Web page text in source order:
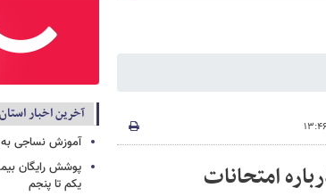
امتحانات
آخرین اخبار
آموزش نساجی به
پوشش رایگان
یکم تا پنجم